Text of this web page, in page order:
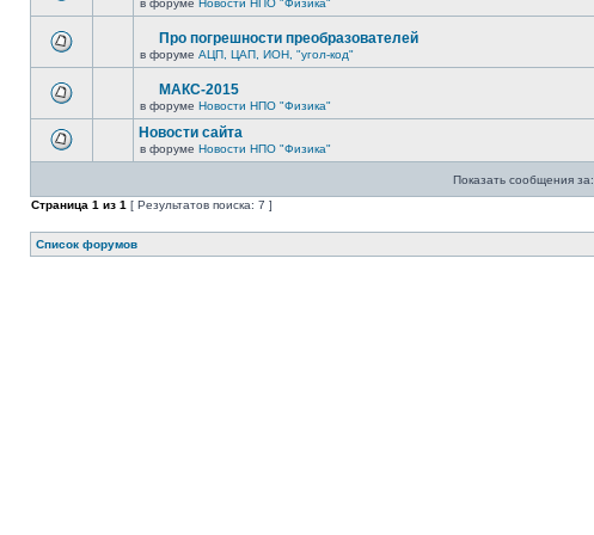
в форуме Новости НПО "Физика"
Про погрешности преобразователей
в форуме АЦП, ЦАП, ИОН, "угол-код"
МАКС-2015
в форуме Новости НПО "Физика"
Новости сайта
в форуме Новости НПО "Физика"
Показать сообщения за:
Страница 1 из 1 [ Результатов поиска: 7 ]
Список форумов